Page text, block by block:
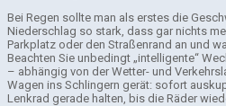
Bei Regen sollte man als erstes die
Niederschlag so stark, dass gar nichts
Parkplatz oder den Straßenrand an und
Beachten Sie unbedingt „intelligente“
– abhängig von der Wetter- und
Wagen ins Schlingern gerät: sofort
Lenkrad gerade halten, bis die Räder